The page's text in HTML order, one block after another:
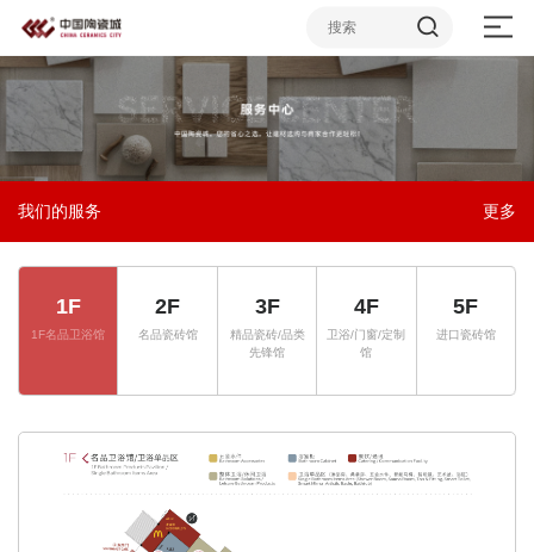
我们的服务 更多
1F
1F名品卫浴馆
2F
名品瓷砖馆
3F
精品瓷砖/品类
先锋馆
4F
卫浴/门窗/定制
馆
5F
进口瓷砖馆